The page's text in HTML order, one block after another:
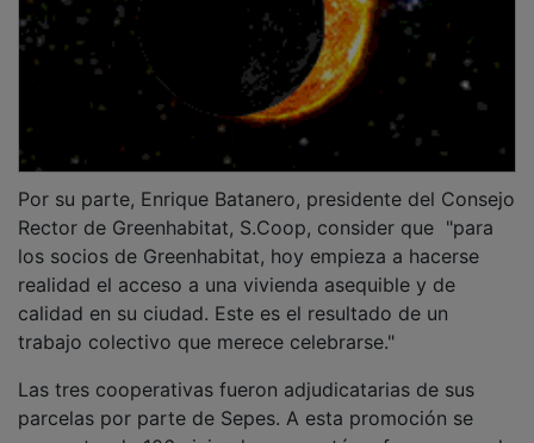
Rector de Greenhabitat, S.Coop, consider que "para
los socios de Greenhabitat, hoy empieza a hacerse
realidad el acceso a una vivienda asequible y de
calidad en su ciudad. Este es el resultado de un
trabajo colectivo que merece celebrarse."
parcelas por parte de Sepes. A esta promoción se
suma otra de 106 viviendas que está en fase avanzada